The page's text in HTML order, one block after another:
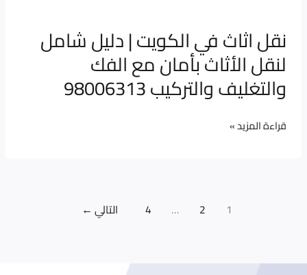
نقل اثاث في الكويت | دليل شامل
لنقل الأثاث بأمان مع الفك
والتغليف والتركيب 98006313
الفك
والتغليف
والتركيب
98006313
قراءة المزيد »
1
2
…
4 التالي ←